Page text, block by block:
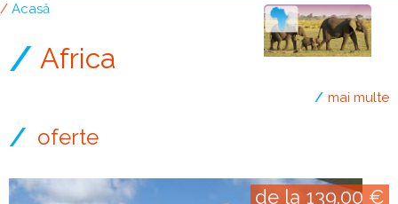
Acasă
Africa
mai multe
oferte
de la 139.00 €